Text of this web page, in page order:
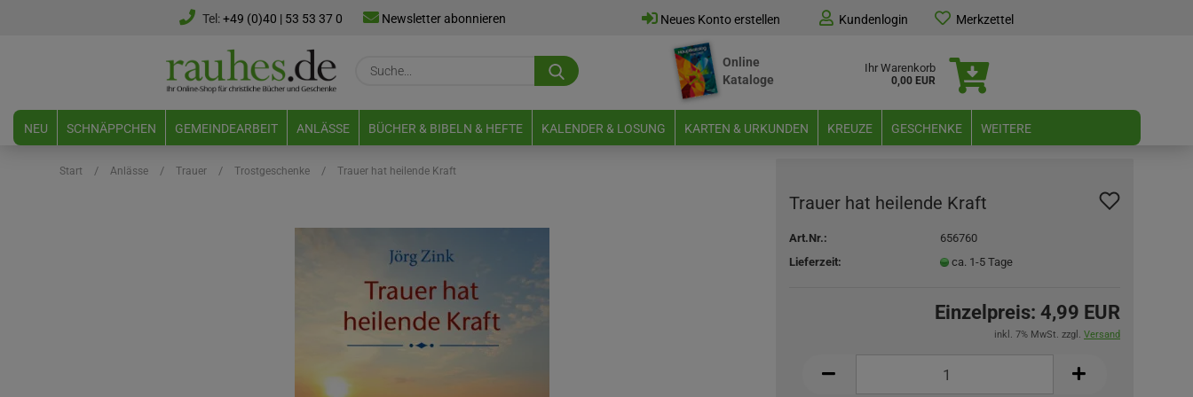
Tel:+49 (0)40 | 53 53 37 0 Newsletter abonnieren Neues Konto erstellen Kundenlogin Merkzettel
Suche...
Online
Kataloge
Ihr Warenkorb
0,00 EUR
NEU SCHNÄPPCHEN GEMEINDEARBEIT ANLÄSSE BÜCHER & BIBELN & HEFTE KALENDER & LOSUNG KARTEN & URKUNDEN KREUZE GESCHENKE WEITERE
Start / Anlässe / Trauer / Trostgeschenke / Trauer hat heilende Kraft
Trauer hat heilende Kraft
Art.Nr.:
656760
Lieferzeit:
ca. 1-5 Tage
Einzelpreis: 4,99 EUR
inkl. 7% MwSt. zzgl. Versand